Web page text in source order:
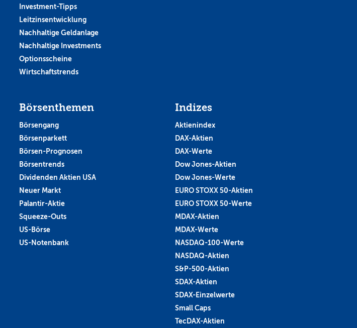
Investment-Tipps
Leitzinsentwicklung
Nachhaltige Geldanlage
Nachhaltige Investments
Optionsscheine
Wirtschaftstrends
Börsenthemen
Börsengang
Börsenparkett
Börsen-Prognosen
Börsentrends
Dividenden Aktien USA
Neuer Markt
Palantir-Aktie
Squeeze-Outs
US-Börse
US-Notenbank
Indizes
Aktienindex
DAX-Aktien
DAX-Werte
Dow Jones-Aktien
Dow Jones-Werte
EURO STOXX 50-Aktien
EURO STOXX 50-Werte
MDAX-Aktien
MDAX-Werte
NASDAQ-100-Werte
NASDAQ-Aktien
S&P-500-Aktien
SDAX-Aktien
SDAX-Einzelwerte
Small Caps
TecDAX-Aktien